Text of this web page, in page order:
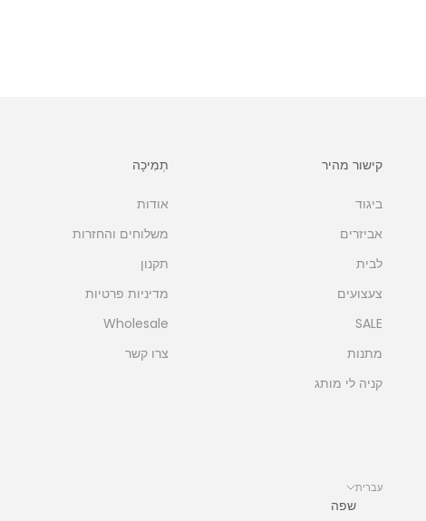
קישור מהיר
ביגוד
אביזרים
לבית
צעצועים
SALE
מתנות
קניה לי מותג
תְמִיכָה
אודות
משלוחים והחזרות
תקנון
מדיניות פרטיות
Wholesale
צרו קשר
עברית
שפה